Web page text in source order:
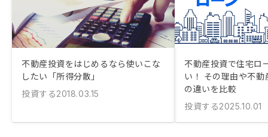
不動産投資をはじめるなら使いこな
したい「所得分散」
投資する2018.03.15
不動産投資で住宅ロ
い！ その理由や不
の違いを比較
投資する2025.10.01